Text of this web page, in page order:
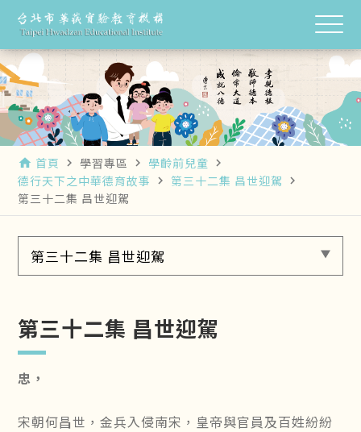
home 首頁 navigate_next 學習專區 navigate_next 學齡前兒童 navigate_next
德行天下之中華德育故事 navigate_next 第三十二集 昌世迎駕 navigate_next
第三十二集 昌世迎駕
第三十二集 昌世迎駕
第三十二集 昌世迎駕
忠，
宋朝何昌世，金兵入侵南宋，皇帝與官員及百姓紛紛